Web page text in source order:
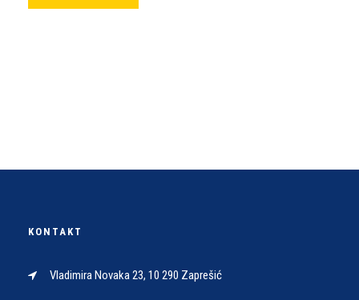
KONTAKT
Vladimira Novaka 23, 10 290 Zaprešić